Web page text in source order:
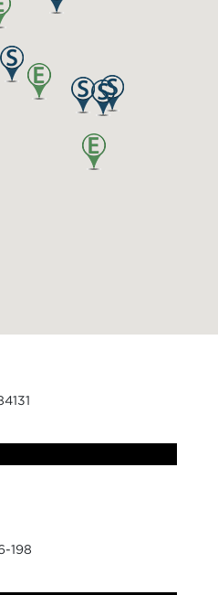
198